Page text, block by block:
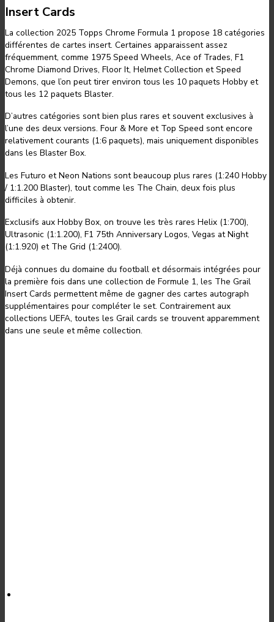
Insert Cards
La collection 2025 Topps Chrome Formula 1 propose 18 catégories
différentes de cartes insert. Certaines apparaissent assez
fréquemment, comme 1975 Speed Wheels, Ace of Trades, F1
Chrome Diamond Drives, Floor It, Helmet Collection et Speed
Demons, que l’on peut tirer environ tous les 10 paquets Hobby et
tous les 12 paquets Blaster.
D’autres catégories sont bien plus rares et souvent exclusives à
l’une des deux versions. Four & More et Top Speed sont encore
relativement courants (1:6 paquets), mais uniquement disponibles
dans les Blaster Box.
Les Futuro et Neon Nations sont beaucoup plus rares (1:240 Hobby
/ 1:1.200 Blaster), tout comme les The Chain, deux fois plus
difficiles à obtenir.
Exclusifs aux Hobby Box, on trouve les très rares Helix (1:700),
Ultrasonic (1:1.200), F1 75th Anniversary Logos, Vegas at Night
(1:1.920) et The Grid (1:2400).
Déjà connues du domaine du football et désormais intégrées pour
la première fois dans une collection de Formule 1, les The Grail
Insert Cards permettent même de gagner des cartes autograph
supplémentaires pour compléter le set. Contrairement aux
collections UEFA, toutes les Grail cards se trouvent apparemment
dans une seule et même collection.